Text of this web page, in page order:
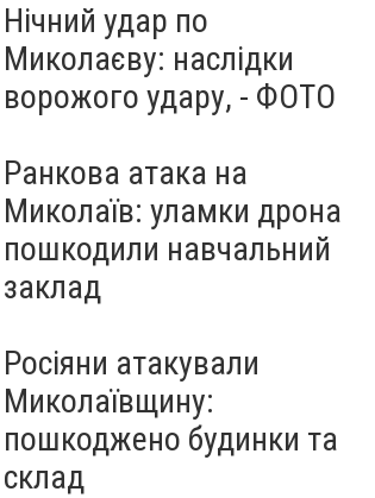
Нічний удар по
Миколаєву: наслідки
ворожого удару, - ФОТО
Ранкова атака на
Миколаїв: уламки дрона
пошкодили навчальний
заклад
Росіяни атакували
Миколаївщину:
пошкоджено будинки та
склад